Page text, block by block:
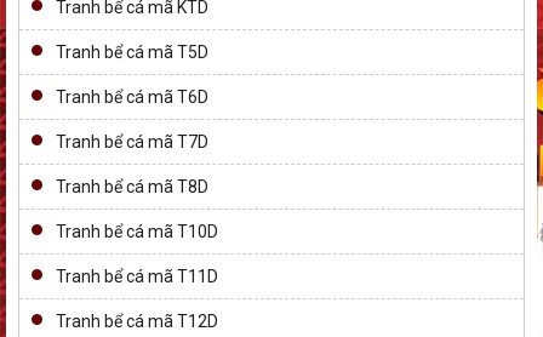
Tranh bể cá mã KTD
Tranh bể cá mã T5D
Tranh bể cá mã T6D
Tranh bể cá mã T7D
Tranh bể cá mã T8D
Tranh bể cá mã T10D
Tranh bể cá mã T11D
Tranh bể cá mã T12D